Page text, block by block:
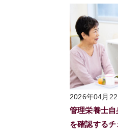
2026年04月22
管理栄養士
を確認する